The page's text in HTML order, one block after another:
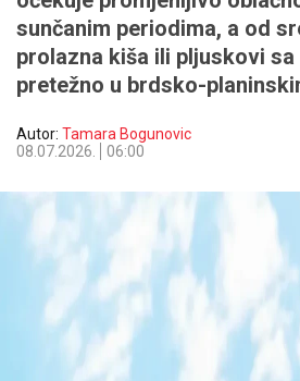
sunčanim periodima, a od
prolazna kiša ili pljuskovi
pretežno u brdsko-
Autor: Tamara Bogunovic
08.07.2026.
06:00